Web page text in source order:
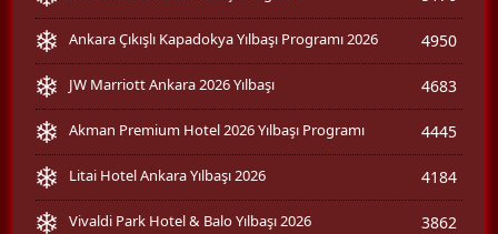
Ankara Çıkışlı Kapadokya Yılbaşı Programı 2026 4950
JW Marriott Ankara 2026 Yılbaşı 4683
Akman Premium Hotel 2026 Yılbaşı Programı 4445
Litai Hotel Ankara Yılbaşı 2026 4184
Vivaldi Park Hotel & Balo Yılbaşı 2026 3862